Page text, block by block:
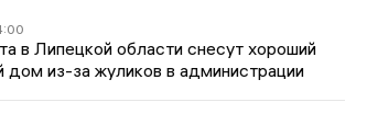
в Липецкой области снесут хороший
дом из-за жуликов в администрации